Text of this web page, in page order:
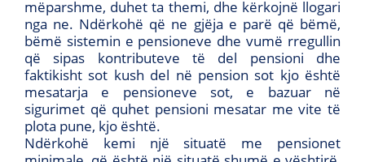
mëparshme, duhet ta themi, dhe kërkojnë llogari
nga ne. Ndërkohë që ne gjëja e parë që bëmë,
bëmë sistemin e pensioneve dhe vumë rregullin
që sipas kontributeve të del pensioni dhe
faktikisht sot kush del në pension sot kjo është
mesatarja e pensioneve sot, e bazuar në
sigurimet që quhet pensioni mesatar me vite të
plota pune, kjo është.
Ndërkohë kemi një situatë me pensionet